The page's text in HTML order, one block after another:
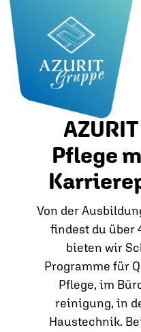
Pflege
Von der
findest du über
bieten wir
Programme für
Pflege, im
reinigung, in
Haustechnik.